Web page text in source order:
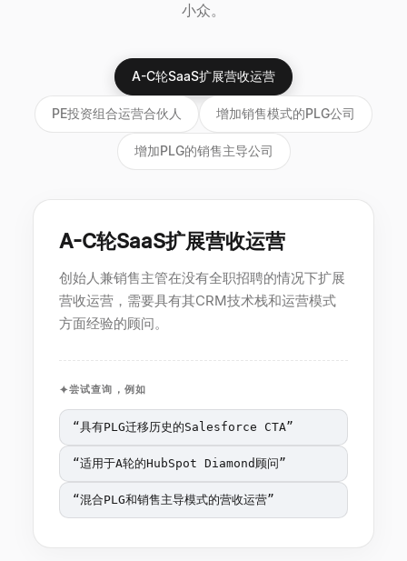
小众。
A-C轮SaaS扩展营收运营
PE投资组合运营合伙人 增加销售模式的PLG公司
增加PLG的销售主导公司
A-C轮SaaS扩展营收运营
创始人兼销售主管在没有全职招聘的情况下扩展
营收运营，需要具有其CRM技术栈和运营模式
方面经验的顾问。
尝试查询，例如
“具有PLG迁移历史的Salesforce CTA”
“适用于A轮的HubSpot Diamond顾问”
“混合PLG和销售主导模式的营收运营”